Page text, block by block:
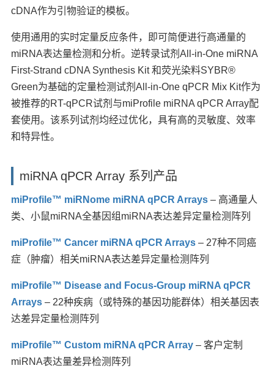
cDNA作为引物验证的模板。
使用通用的实时定量反应条件，即可简便进行高通量的
miRNA表达量检测和分析。逆转录试剂All-in-One miRNA
First-Strand cDNA Synthesis Kit 和荧光染料SYBR®
Green为基础的定量检测试剂All-in-One qPCR Mix Kit作为
被推荐的RT-qPCR试剂与miProfile miRNA qPCR Array配
套使用。该系列试剂均经过优化，具有高的灵敏度、效率
和特异性。
miRNA qPCR Array 系列产品
miProfile™ miRNome miRNA qPCR Arrays – 高通量人
类、小鼠miRNA全基因组miRNA表达差异定量检测阵列
miProfile™ Cancer miRNA qPCR Arrays – 27种不同癌
症（肿瘤）相关miRNA表达差异定量检测阵列
miProfile™ Disease and Focus-Group miRNA qPCR
Arrays – 22种疾病（或特殊的基因功能群体）相关基因表
达差异定量检测阵列
miProfile™ Custom miRNA qPCR Array – 客户定制
miRNA表达量差异检测阵列